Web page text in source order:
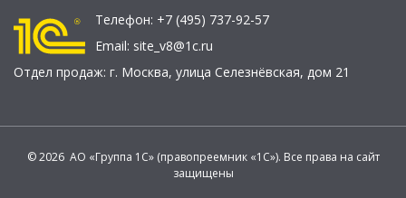
Телефон: +7 (495) 737-92-57
Email: site_v8@1c.ru
Отдел продаж: г. Москва, улица Селезнёвская, дом 21
© 2026 АО «Группа 1С» (правопреемник «1С»). Все права на сайт
защищены